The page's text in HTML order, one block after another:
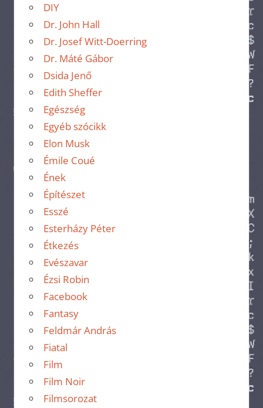
DIY
Dr. John Hall
Dr. Josef Witt-Doerring
Dr. Máté Gábor
Dsida Jenő
Edith Sheffer
Egészség
Egyéb szócikk
Elon Musk
Émile Coué
Ének
Építészet
Esszé
Esterházy Péter
Étkezés
Evészavar
Ézsi Robin
Facebook
Fantasy
Feldmár András
Fiatal
Film
Film Noir
Filmsorozat